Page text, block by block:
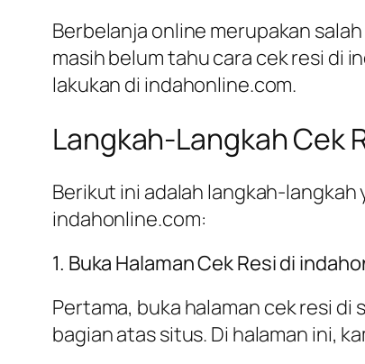
Berbelanja online merupakan
masih belum tahu cara cek resi di
lakukan di indahonline.com.
Langkah-Langkah Cek
Berikut ini adalah langkah-langkah
indahonline.com:
1. Buka Halaman Cek Resi di
Pertama, buka halaman cek resi
bagian atas situs. Di halaman ini,